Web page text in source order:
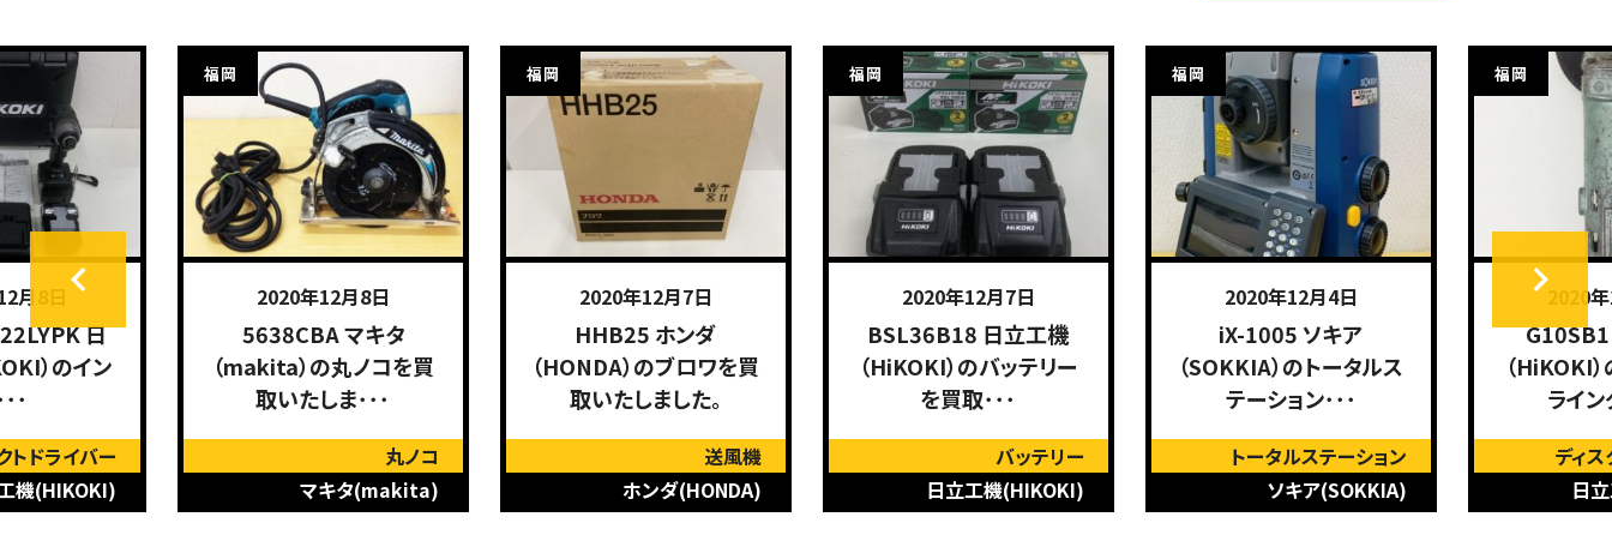
月8日
日
）のイン
･
トドライバー
機(HIKOKI)
福岡
2020年12月8日
5638CBA マキタ
（makita）の丸ノコを買
取いたしま･･･
丸ノコ
マキタ(makita)
福岡
2020年12月7日
HHB25 ホンダ
（HONDA）のブロワを買
取いたしました。
送風機
ホンダ(HONDA)
福岡
2020年12月7日
BSL36B18 日立工機
（HiKOKI）のバッテリー
を買取･･･
バッテリー
日立工機(HIKOKI)
福岡
2020年12月4日
iX-1005 ソキア
（SOKKIA）のトータルス
テーション･･･
トータルステーション
ソキア(SOKKIA)
福岡
2020
（HiKOKI
ライ
ディ
日